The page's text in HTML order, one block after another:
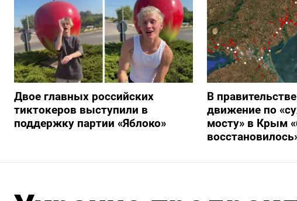
Двое главных российских
тиктокеров выступили в
поддержку партии «Яблоко»
В
движение по
мосту» в Крым